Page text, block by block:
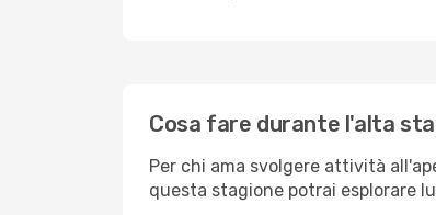
Cosa fare durante l'alta
Per chi ama svolgere attività
questa stagione potrai esplorare